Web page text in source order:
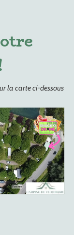
la carte ci-dessous